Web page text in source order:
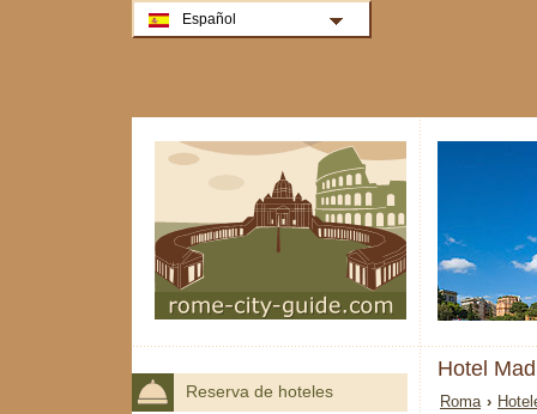
Hotel
Roma ›
Reserva de hoteles
Español